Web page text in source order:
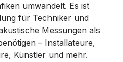
umwandelt. Es ist
für Techniker und
Messungen als
– Installateure,
Künstler und mehr.